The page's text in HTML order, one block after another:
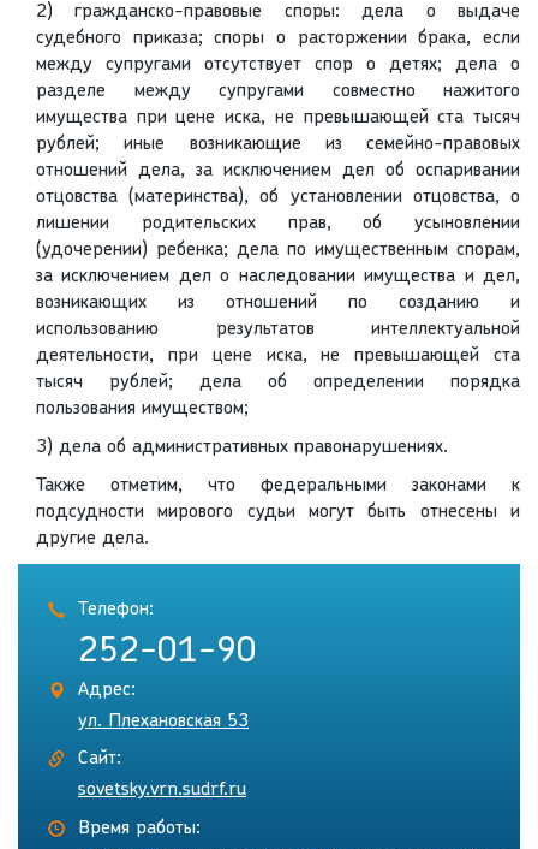
2) гражданско-правовые споры: дела о выдаче
судебного приказа; споры о расторжении брака, если
между супругами отсутствует спор о детях; дела о
разделе между супругами совместно нажитого
имущества при цене иска, не превышающей ста тысяч
рублей; иные возникающие из семейно-правовых
отношений дела, за исключением дел об оспаривании
отцовства (материнства), об установлении отцовства, о
лишении родительских прав, об усыновлении
(удочерении) ребенка; дела по имущественным спорам,
за исключением дел о наследовании имущества и дел,
возникающих из отношений по созданию и
использованию результатов интеллектуальной
деятельности, при цене иска, не превышающей ста
тысяч рублей; дела об определении порядка
пользования имуществом;
3) дела об административных правонарушениях.
Также отметим, что федеральными законами к
подсудности мирового судьи могут быть отнесены и
другие дела.
Телефон:
252-01-90
Адрес:
ул. Плехановская 53
Сайт:
sovetsky.vrn.sudrf.ru
Время работы: